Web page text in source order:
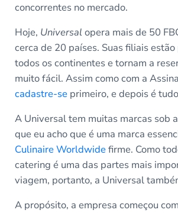
concorrentes no mercado.
Hoje, Universalopera mais de 50
cerca de 20 países. Suas filiais
todos os continentes e tornam a
muito fácil. Assim como com a
cadastre-seprimeiro, e depois é
A Universal tem muitas marcas sob
que eu acho que é uma marca
Culinaire Worldwidefirme. Como
catering é uma das partes mais
viagem, portanto, a Universal
A propósito, a empresa começou